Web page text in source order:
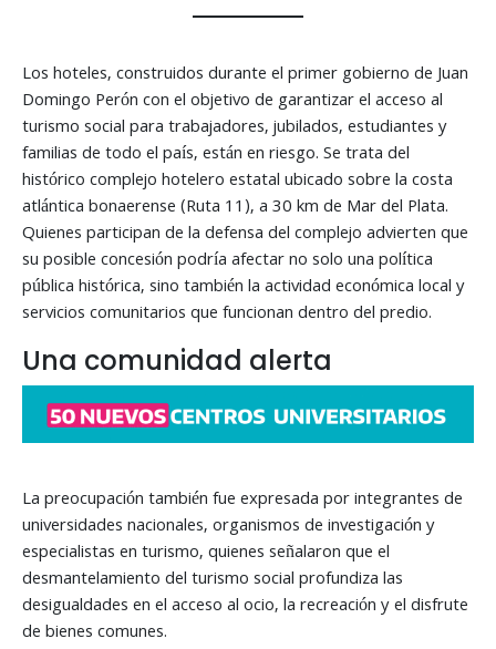
Los hoteles, construidos durante el primer gobierno de Juan
Domingo Perón con el objetivo de garantizar el acceso al
turismo social para trabajadores, jubilados, estudiantes y
familias de todo el país, están en riesgo. Se trata del
histórico complejo hotelero estatal ubicado sobre la costa
atlántica bonaerense (Ruta 11), a 30 km de Mar del Plata.
Quienes participan de la defensa del complejo advierten que
su posible concesión podría afectar no solo una política
pública histórica, sino también la actividad económica local y
servicios comunitarios que funcionan dentro del predio.
Una comunidad alerta
La preocupación también fue expresada por integrantes de
universidades nacionales, organismos de investigación y
especialistas en turismo, quienes señalaron que el
desmantelamiento del turismo social profundiza las
desigualdades en el acceso al ocio, la recreación y el disfrute
de bienes comunes.